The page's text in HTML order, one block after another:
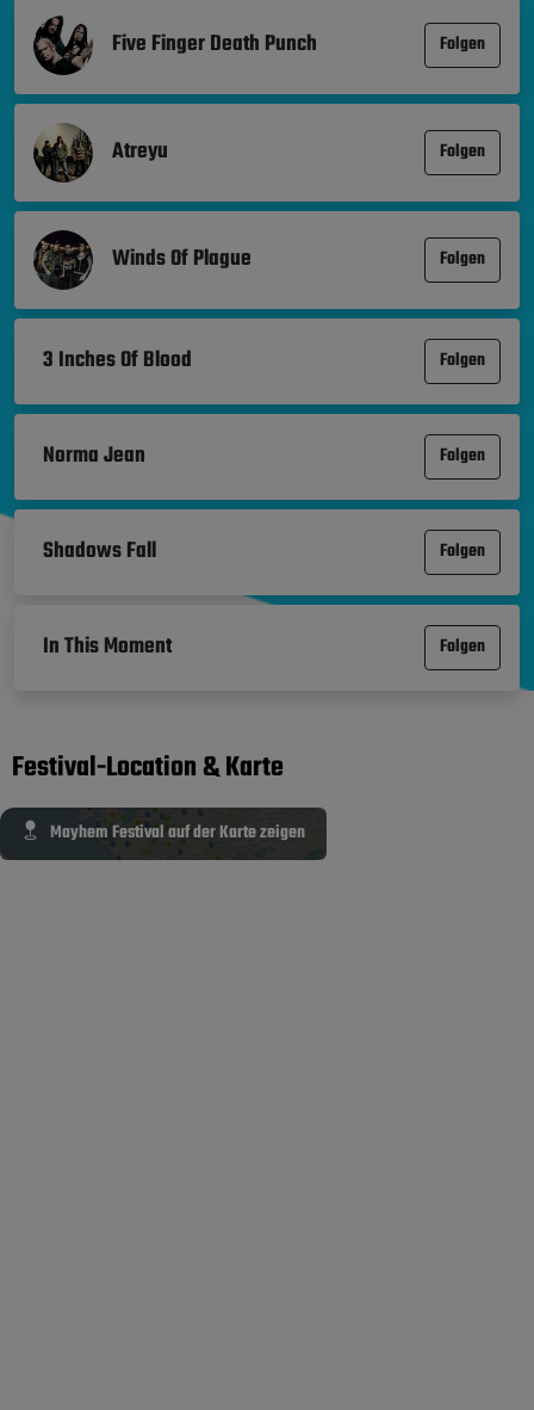
Five Finger Death Punch Folgen
Atreyu Folgen
Winds Of Plague Folgen
3 Inches Of Blood Folgen
Norma Jean Folgen
Shadows Fall Folgen
In This Moment Folgen
Festival-Location & Karte
Mayhem Festival auf der Karte zeigen